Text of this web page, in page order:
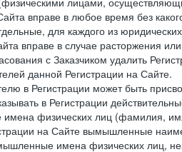
вправе в любое время без
для каждого из
вправе в случае расторжения
с Заказчиком удалить
данной Регистрации на Сайте.
в Регистрации может быть
в Регистрации
физических лиц (фамилия,
на Сайте вымышленные
имена физических лиц,